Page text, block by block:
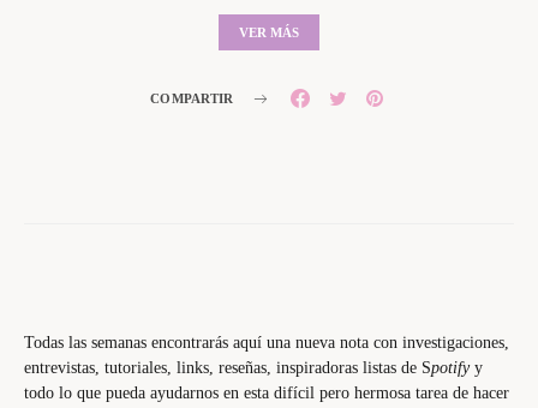
VER MÁS
COMPARTIR
Todas las semanas encontrarás aquí una nueva nota con investigaciones,
entrevistas, tutoriales, links, reseñas, inspiradoras listas de Spotify y
todo lo que pueda ayudarnos en esta difícil pero hermosa tarea de hacer